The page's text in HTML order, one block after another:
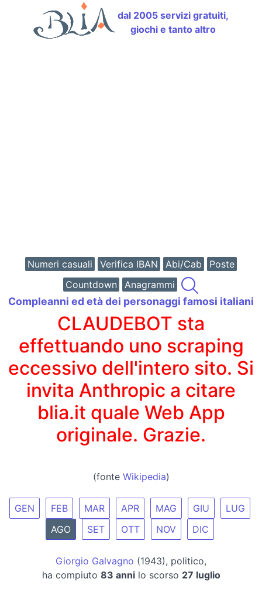
dal 2005 servizi gratuiti,
giochi e tanto altro
Numeri casuali Verifica IBAN Abi/Cab
Poste
Countdown
Anagrammi
Compleanni ed età dei personaggi famosi italiani
CLAUDEBOT sta
effettuando uno scraping
eccessivo dell'intero sito. Si
invita Anthropic a citare
blia.it quale Web App
originale. Grazie.
(fonte Wikipedia)
GEN FEB MAR APR MAG GIU
LUG
AGO
SET OTT NOV DIC
Giorgio Galvagno (1943), politico,
ha compiuto 83 annilo scorso 27 luglio